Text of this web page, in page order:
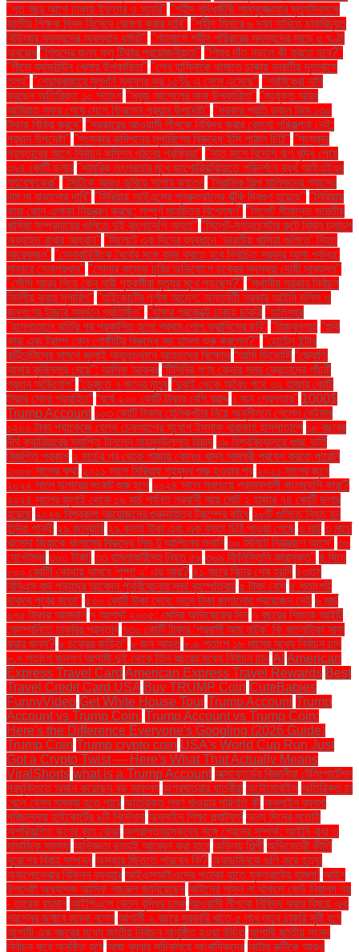
"শত বছর আগে ঢাকায় ইফতার ও সাহ্‌রি" "শহীদ বুদ্ধিজীবী শামসুজ্জোহার মৃত্যুদিবসকে
জাতীয় শিক্ষক দিবস হিসেবে ঘোষণা করার দাবি" "শহীদ মিনারে ৬ দফা দাবিতে চাকরিচ্যুত
বিডিআর সদস্যদের অবস্থান ধর্মঘট" "শাহবাগে শহীদ পরিবারের সদস্যদের সাড়ে ৫ ঘণ্টা
অবরোধ "শিশুদের জন্য ফ্লু টিকার প্রয়োজনীয়তা" "শিশুর দাঁত নড়লে কী করতে হবে?"
"শীতে ব্যাডমিন্টন খেলার উপকারিতা" "শেখ হাসিনাকে থামাতে ঢাকায় ভারতীয় দূতাবাসে
তলব" "শেয়ারবাজারে মূলধনি মুনাফার কর ১৫% এ নেমে এসেছে" "শ্রমিকেরা দাবি
করছেন অতিরিক্ত ১০ শতাংশ "সবুজ আপেলের নানা উপকারিতা" "সংযুক্ত আরব
আমিরাত সফর শেষে দেশে ফিরলেন প্রধান উপদেষ্টা" "সরকার প্রতি ডজন ডিম ১৩০
টাকায় বিক্রি করবে" "সরকারের আওয়ামী লীগকে নিষিদ্ধ করার কোনো পরিকল্পনা নেই:
প্রধান উপদেষ্টা" "সংস্কার কমিশনের সুপারিশের বিরুদ্ধে ইসি পাঠাল চিঠি" "সংস্কার
প্রস্তাবের আগে নির্বাচন কমিশন গঠনের প্রক্রিয়া" "সাত মাসে বিদেশি ঋণ বৃদ্ধি পেয়ে
৩৯৪ কোটি ডলার "সামরিক তৎপরতার মুখে জাপোরিঝঝিয়াতে পরিদর্শনে ব্যর্থ আইএইএর
পর্যবেক্ষকেরা" "সিটিকে আরও ডুবিয়ে সালাহ বললেন "সিরামিক শিল্প মালিকদের গ্যাসের
দাম না বাড়ানোর দাবি" "সিরিয়ায় আইএসের পুনরুত্থানের ঝুঁকি দ্বিগুণ হয়েছে" "সিরিয়ায়
কারা কোন এলাকা নিয়ন্ত্রণ করছে: সম্পূর্ণ মানচিত্র বিশ্লেষণ" "সিলেট সীমান্তে ভারতীয়
খাসিয়া সম্প্রদায়ের গুলিতে দুই বাংলাদেশি আহত" "সিলেট-ম্যানচেস্টার রুটে বিমান চলাচল
অব্যাহত রাখার আহ্বান" "সিলেটে এক দিনের ব্যবধানে ‘ভারতীয় খাসিয়া গু‌লিতে’ নিহত
আরেকজন" "সেনাবাহিনীকে ধৈর্যের সঙ্গে কাজ করতে হবে নির্বাচিত সরকার আসা পর্যন্ত:
সাভারে সেনাপ্রধান" "সোনার কমোড চুরির অভিযোগে চক্রের সদস্যরা দোষী সাব্যস্ত"
"সৌদি আরব গিয়ে কেন নারী গৃহকর্মীরা মৃত্যুর মুখে পড়ছেন?" "স্থানীয় সরকার নির্বাচন
নির্দলীয় করার সুপারিশ" "হাইকোর্টের পূর্ণাঙ্গ আদেশ: অন্তর্বর্তী সরকার আইনি দলিল ও
জনগণের ইচ্ছার সমর্থনে প্রতিষ্ঠিত" "হাঙ্গার প্রজেক্টে ঢাকায় চাকরি "হালিশহর
"হাসপাতালে ভর্তির পর প্রকাশিত হলো প্রথম পোপ ফ্রান্সিসের ছবি" "হিজবুল্লাহ "হুথি
কারা এবং ট্রাম্প কেন গোষ্ঠীটির বিরুদ্ধে বড় হামলা শুরু করলেন?" "হোটেল ইন্টার
কন্টিনেন্টালের সামনে জুলাই অভ্যুত্থানে আহতদের বিক্ষোভ “আমি ডিভোর্সি “জ্যোতি
আমার কুমিল্লার মেয়ে”: আসিফ আকবর “টিসিবির পণ্য কেনার সময় ক্রেতাদের পাঁচটি
প্রধান অভিযোগ” “ডেঙ্গুতে ৭ জনের মৃত্যু “দুবাই থেকে অবৈধ পথে ৩২ হাজার কোটি
টাকার সোনা প্রবাহিত” “বর্ষে ২০০ কোটি টাকার বেশি বরাদ্দ ১ জন গ্রেপ্তার" 1000$
Trump Account ১০৩ কোটি টাকার হেলিকপ্টার নিয়ে অনুশীলনে গেলেন নেইমার
১২০০ টাকা প্যাকেজে হেলথ চেকআপের সুযোগ ইনসাফ বারাকাহ হাসপাতালে ১৮ বছরের
দীর্ঘ ক্যারিয়ারের সমাপ্তি টানলেন মাহমুদউল্লাহ রিয়াদ ১৯ বিশ্ববিদ্যালয়ে গুচ্ছ ভর্তি
বিজ্ঞপ্তি প্রকাশ ২ মার্চের পর থেকে গাজায় কোনও খাদ্য সামগ্রী প্রবেশ করতে পারেনি
২০০৮ সালের কথা ২০১১ সালে সিরিয়ায় গৃহযুদ্ধ শুরু হওয়ার পর ২০২১ সালের জুনে
২০২২ সালে ডলারের সংকট শুরু হলে ২০২৪ সালে সবচেয়ে প্রভাবশালী বাংলাদেশি কারা?
২০২৪ সালের জুলাই থেকে ১৯ মার্চ পর্যন্ত প্রবাসী আয় মোট ২ হাজার ৭৪ কোটি ডলার
হয়েছে ২০২৬ বিশ্বকাপ আয়োজনের গুরুদায়িত্ব ট্রাম্পের কাঁধে ২৮টি গুলিতে নিহত হন
ইন্দিরা গান্ধী ২৯ জানুয়ারি ২৯ বস্তা টাকা এবং এক বস্তা চিঠি পাওয়া গেছে ৩ মার্চ ৩ মার্চে
খালেদা জিয়াকে খালাসের বিরুদ্ধে লিভ টু আপিলের শুনানি ৩০ মিনিটে নিয়ন্ত্রণে আসে" ৩০
সেপ্টেম্বর ৩০০ টাকা! ৩৩ হামলাকারীসহ নিহত ৫৮ ৩৬৯ ফিলিস্তিনি কারামুক্ত" ৪ দিনে
৮০০ কোটি! কোথায় থামবে 'পুষ্পা ২' এর আয়? ৪১ বছরে বিচার শেষ হয়নি ৪৩তম
বিসিএস বাদ পড়াদের আবেদন পুনর্বিবেচনার সভা বৃহস্পতিবার ৫ টাকা বেশি ৫ শতাংশই
থাকবে পূর্বের মতো" ৫০০ কোটি টাকা দেবে: নতুন টাকা ছাপানোর প্রয়োজন নেই ৬ মার্চ
৬৭৫ টাকায় আমদানি ৭ আগস্ট ২০০৫: মেসির অভিষেকের দিন ৭ বছরের শিশুকে আইটি
কোম্পানিতে চাকরির প্রস্তাব ৭৩০ কোটি টাকার ‘প্রবাসী আয় নাটক’ কি কালোটাকা সাদা
করার জন্য? ৮ চক্রের জড়িত" ৮ জন আহত ৮.৬ শতাংশ ১৮ মাসের মধ্যে নির্বাচন চান
৮.৭ শতাংশ জনগণ আগামী দুই থেকে তিন বছরের মধ্যে নির্বাচন চান AI American
Express Travel Card American Express Travel Rewards Best
Travel Credit Card USA Buy TRUMP Coin CuteBabies
FunnyVideo Get White House Tour Trump Account Trump
Account vs Trump Coin: Trump Account vs Trump Coin:
Here's the Difference Everyone's Googling (2026 Guide)
Trump Coin Trump crypto coin USA's World Cup Run Just
Got a Crypto Twist — Here's What That Actually Means
ViralShorts what is a Trump Account অক্সফোর্ডের বিজ্ঞানীরা টেলিপোর্টেশন
প্রযুক্তিতে অর্জন করেছেন বড় সাফল্য অগ্রযাত্রার যাত্রীরা অটোমোবাইল অতিরিক্ত চা
খেলে যেসব সমস্যা হতে পারে অতিরিক্ত লবণ খাওয়ার পরিণতি কী অনলাইন ব্যবসা
পরিচালনায় হাইকোর্টের ৯টি নির্দেশনা অনলাইন শিক্ষা প্ল্যাটফর্ম অন্য দিনের মতোই
অপরিকল্পিত ঋণের বৃহৎ বোঝা অপ্রাপ্তবয়স্কদের সঙ্গে প্রেমের সম্পর্ক: আইনি বাধা ও
সামাজিক সমস্যা অভিজ্ঞতা ছাড়াই আবেদন করা যাবে অভিনয় শিল্পী অভিনেত্রী কীর্তি
সুরেশের বিবাহ সম্পন্ন অস্কার জিততে পারবেন কি? অ্যাডমিনকে গুলি করে হত্যা
অ্যালোভেরার বিভিন্ন ব্যবহার আইএসআইএসের পতাকা হাতে যুক্তরাষ্ট্রে হামলা! আইন
উপদেষ্টা অধ্যাপক আসিফ নজরুল জানিয়েছেন আইনের শাসন না থাকলে কেউ নিরাপদ নয়
- তারেক রহমান আইপিএলে বেতন বৃদ্ধির চমক আওয়ামী লীগকে নিষিদ্ধ করার বিষয়ে এক
প্রশ্নের জবাবে মান্না বলেন আগামী ২ বছরে সরকারি খাতে ৫ লাখ নতুন চাকরি সৃষ্টি হবে
আগামী এক বছরের মধ্যে জাতীয় নির্বাচন অনুষ্ঠিত হওয়া উচিত আগামী জাতীয় সংসদ
নির্বাচন কবে অনুষ্ঠিত হবে আজ বুধবার সচিবালয়ে সাংবাদিকদের আটার রুটিকে আরও